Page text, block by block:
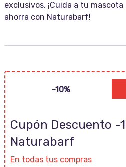
exclusivos. ¡Cuida a tu
ahorra con Naturabarf!
-10%
Cupón Descuento -
Naturabarf
En todas tus compras